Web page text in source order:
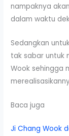
nampaknya
dalam waktu
Sedangkan
tak sabar untuk
Wook sehingga
Baca juga
Ji Chang Wook